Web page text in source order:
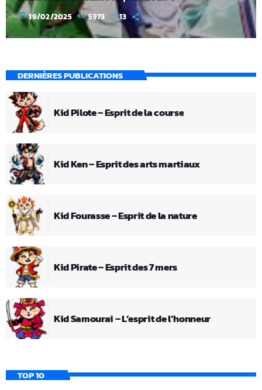
today 19/02/2025 5973 13
DERNIÈRES PUBLICATIONS
Kid Pilote – Esprit de la course
Kid Ken – Esprit des arts martiaux
Kid Fourasse – Esprit de la nature
Kid Pirate – Esprit des 7 mers
Kid Samourai – L’esprit de l’honneur
TOP 10